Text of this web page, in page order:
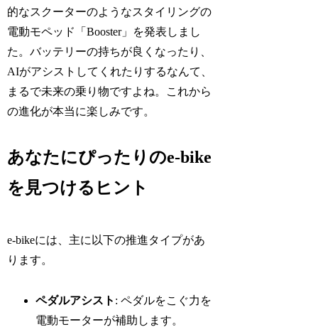
的なスクーターのようなスタイリングの
電動モペッド「Booster」を発表しまし
た。バッテリーの持ちが良くなったり、
AIがアシストしてくれたりするなんて、
まるで未来の乗り物ですよね。これから
の進化が本当に楽しみです。
あなたにぴったりのe-bike
を見つけるヒント
e-bikeには、主に以下の推進タイプがあ
ります。
ペダルアシスト : ペダルをこぐ力を
電動モーターが補助します。